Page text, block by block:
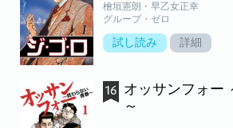
檜垣憲朗・早乙女正幸
グループ・ゼロ
試し読み 詳細
オッサンフォー
～